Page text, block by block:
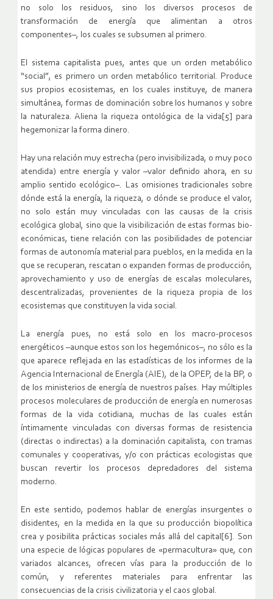
no solo los residuos, sino los diversos procesos de
transformación de energía que alimentan a otros
componentes–, los cuales se subsumen al primero.
El sistema capitalista pues, antes que un orden metabólico
“social”, es primero un orden metabólico territorial. Produce
sus propios ecosistemas, en los cuales instituye, de manera
simultánea, formas de dominación sobre los humanos y sobre
la naturaleza. Aliena la riqueza ontológica de la vida[5] para
hegemonizar la forma dinero.
Hay una relación muy estrecha (pero invisibilizada, o muy poco
atendida) entre energía y valor –valor definido ahora, en su
amplio sentido ecológico–. Las omisiones tradicionales sobre
dónde está la energía, la riqueza, o dónde se produce el valor,
no solo están muy vinculadas con las causas de la crisis
ecológica global, sino que la visibilización de estas formas bio-
económicas, tiene relación con las posibilidades de potenciar
formas de autonomía material para pueblos, en la medida en la
que se recuperan, rescatan o expanden formas de producción,
aprovechamiento y uso de energías de escalas moleculares,
descentralizadas, provenientes de la riqueza propia de los
ecosistemas que constituyen la vida social.
La energía pues, no está solo en los macro-procesos
energéticos –aunque estos son los hegemónicos–, no sólo es la
que aparece reflejada en las estadísticas de los informes de la
Agencia Internacional de Energía (AIE), de la OPEP, de la BP, o
de los ministerios de energía de nuestros países. Hay múltiples
procesos moleculares de producción de energía en numerosas
formas de la vida cotidiana, muchas de las cuales están
íntimamente vinculadas con diversas formas de resistencia
(directas o indirectas) a la dominación capitalista, con tramas
comunales y cooperativas, y/o con prácticas ecologistas que
buscan revertir los procesos depredadores del sistema
moderno.
En este sentido, podemos hablar de energías insurgentes o
disidentes, en la medida en la que su producción biopolítica
crea y posibilita prácticas sociales más allá del capital[6]. Son
una especie de lógicas populares de «permacultura» que, con
variados alcances, ofrecen vías para la producción de lo
común, y referentes materiales para enfrentar las
consecuencias de la crisis civilizatoria y el caos global.